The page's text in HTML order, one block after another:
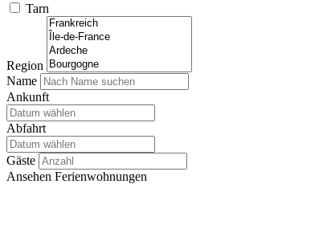
Tarn
Region
Name
Ankunft
Abfahrt
Gäste
Ansehen Ferienwohnungen